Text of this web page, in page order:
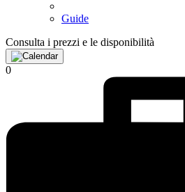
Guide
Consulta i prezzi e le disponibilità
0